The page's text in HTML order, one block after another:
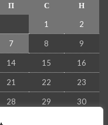
П С
Н
1
2
7 8 9
14 15 16
21 22 23
28 29 30